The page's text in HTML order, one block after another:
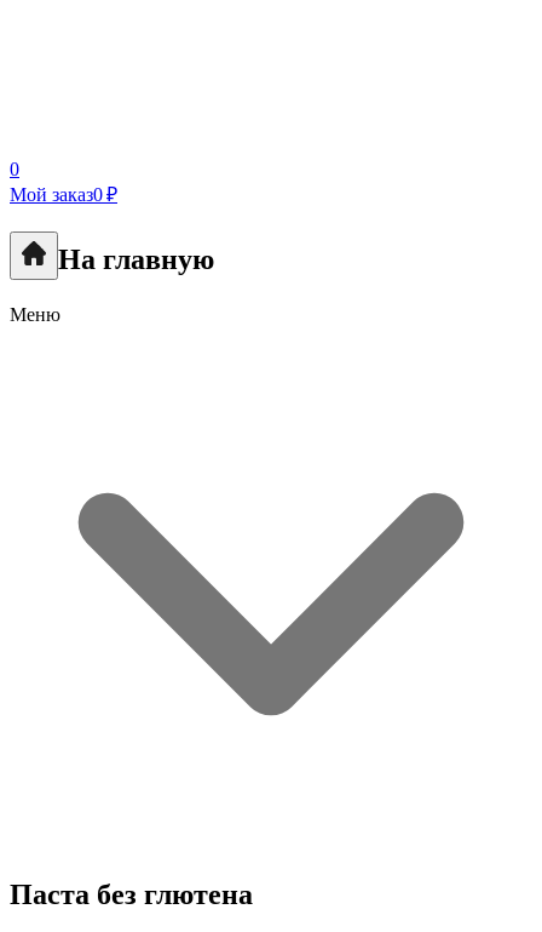
0
Мой заказ0 ₽
На главную
Меню
Паста без глютена